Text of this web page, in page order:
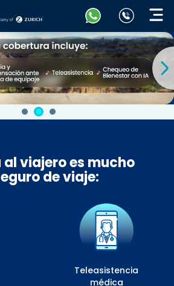
viajero es mucho
de viaje:
Teleasistencia
médica